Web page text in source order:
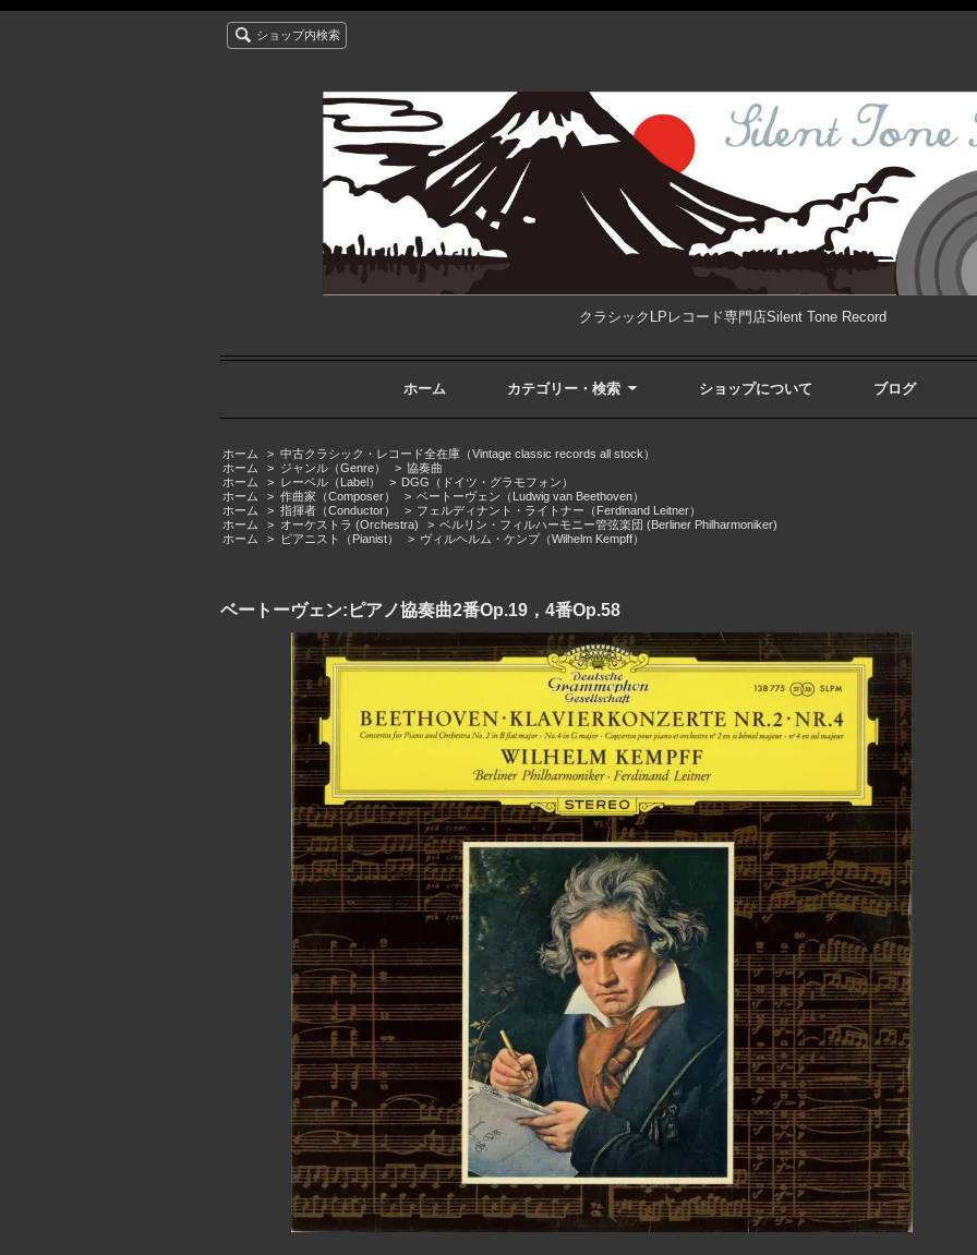
ショップ内検索
クラシックLPレコード専門店Silent Tone Record
ホーム カテゴリー・検索 ショップについて ブログ
ホーム > 中古クラシック・レコード全在庫（Vintage classic records all stock）
ホーム
> ジャンル（Genre） > 協奏曲
ホーム
> レーベル（Label） > DGG（ドイツ・グラモフォン）
ホーム
> 作曲家（Composer） > ベートーヴェン（Ludwig van Beethoven）
ホーム
> 指揮者（Conductor） > フェルディナント・ライトナー（Ferdinand Leitner）
ホーム
> オーケストラ (Orchestra) > ベルリン・フィルハーモニー管弦楽団 (Berliner Philharmoniker)
ホーム
> ピアニスト（Pianist） > ヴィルヘルム・ケンプ（Wilhelm Kempff）
ベートーヴェン:ピアノ協奏曲2番Op.19，4番Op.58